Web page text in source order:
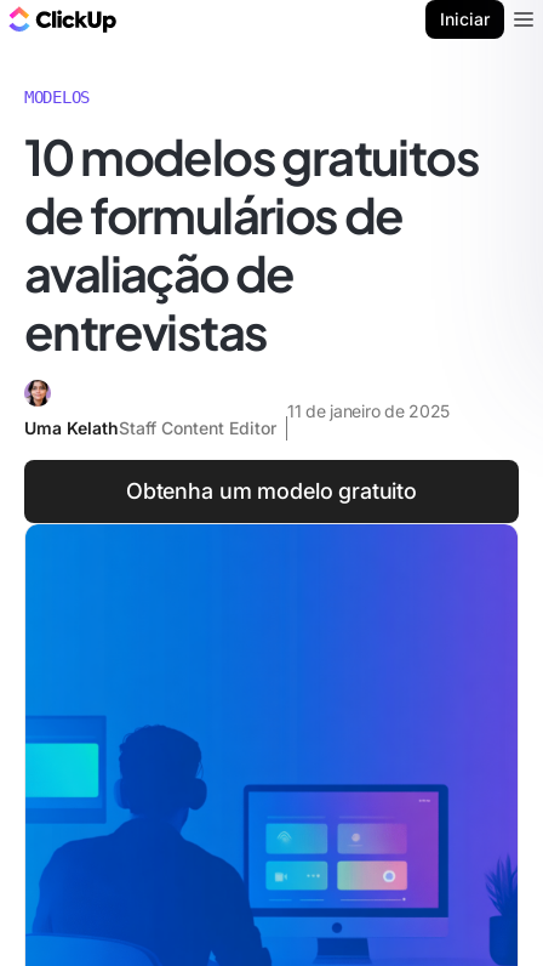
Iniciar
MODELOS
10 modelos gratuitos
de formulários de
avaliação de
entrevistas
Uma KelathStaff Content Editor
11 de janeiro de 2025
Obtenha um modelo gratuito